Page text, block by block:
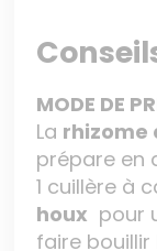
MODE DE
La rhizome
prépare en
1 cuillère à
houx pour
faire bouillir